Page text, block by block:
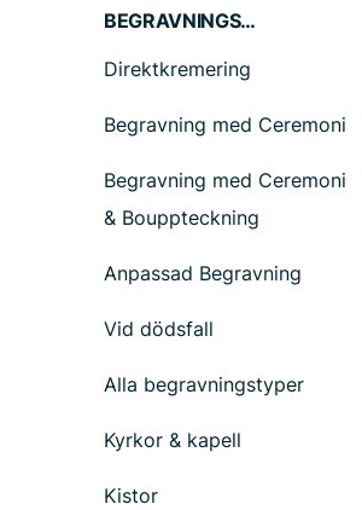
BEGRAVNINGSTJÄNSTER
Direktkremering
Begravning med Ceremoni
Begravning med Ceremoni
& Bouppteckning
Anpassad Begravning
Vid dödsfall
Alla begravningstyper
Kyrkor & kapell
Kistor